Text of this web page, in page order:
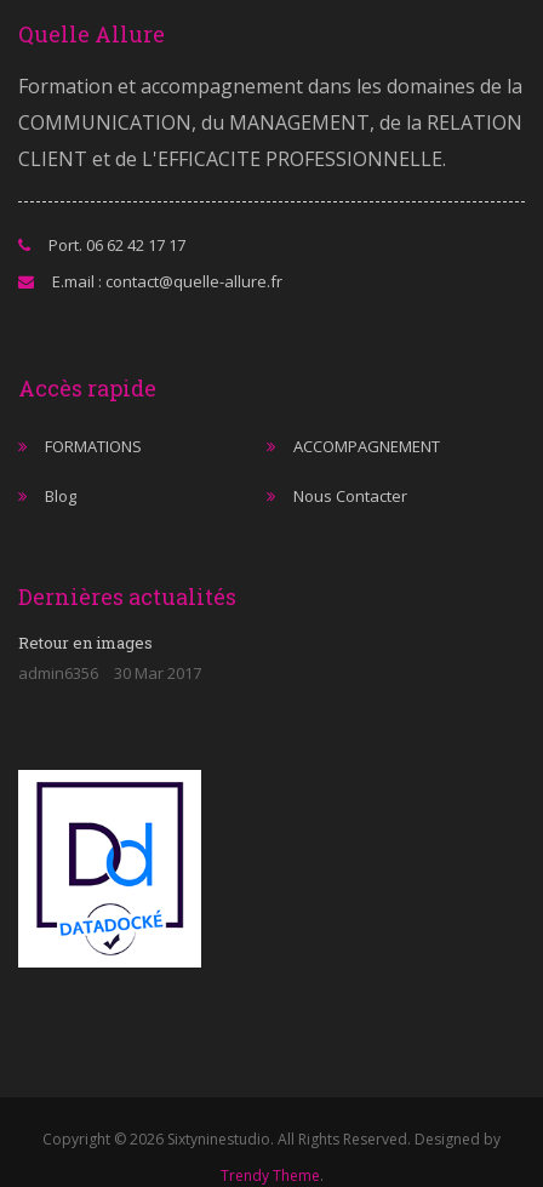
Quelle Allure
Formation et accompagnement dans les domaines de la
COMMUNICATION, du MANAGEMENT, de la RELATION
CLIENT et de L'EFFICACITE PROFESSIONNELLE.
Port. 06 62 42 17 17
E.mail : contact@quelle-allure.fr
Accès rapide
FORMATIONS ACCOMPAGNEMENT
Blog Nous Contacter
Dernières actualités
Retour en images
admin6356
30 Mar 2017
Copyright © 2026 Sixtyninestudio. All Rights Reserved. Designed by
Trendy Theme.